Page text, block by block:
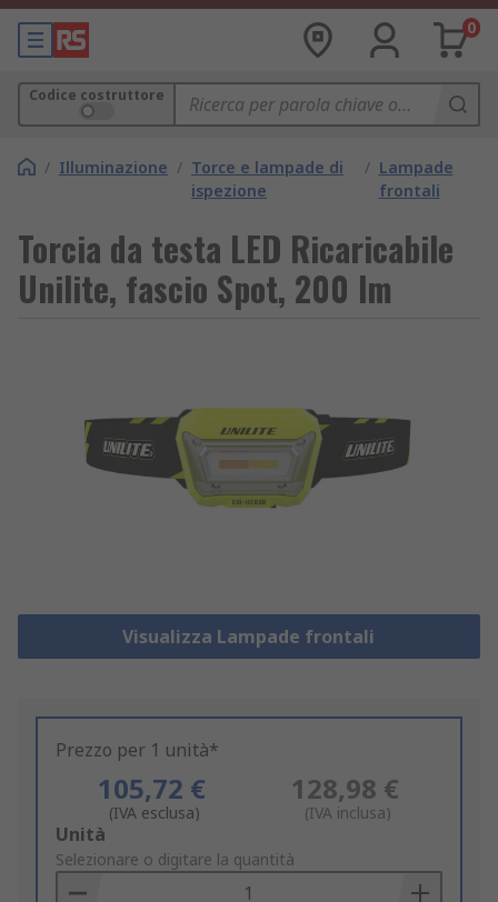
0
Codice costruttore
/ Illuminazione / Torce e lampade di
ispezione
/ Lampade
frontali
Torcia da testa LED Ricaricabile
Unilite, fascio Spot, 200 lm
Visualizza Lampade frontali
Prezzo per 1 unità*
105,72 €
(IVA esclusa)
128,98 €
(IVA inclusa)
Add
to
Basket
Unità
Selezionare o digitare la quantità